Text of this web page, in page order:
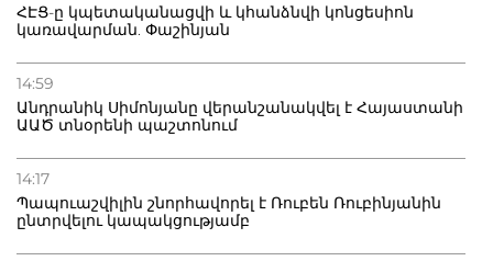
ՀԷՑ-ը կպետականացվի և կհանձնվի կոնցեսիոն
կառավարման. Փաշինյան
14:59
Անդրանիկ Սիմոնյանը վերանշանակվել է Հայաստանի
ԱԱԾ տնօրենի պաշտոնում
14:17
Պապուաշվիլին շնորհավորել է Ռուբեն Ռուբինյանին
ընտրվելու կապակցությամբ